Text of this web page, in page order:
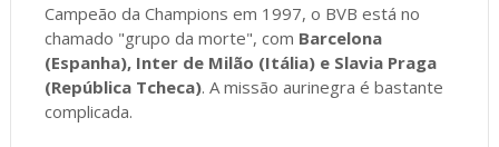
Campeão da Champions em 1997, o BVB está no
chamado "grupo da morte", com Barcelona
(Espanha), Inter de Milão (Itália) e Slavia Praga
(República Tcheca). A missão aurinegra é bastante
complicada.